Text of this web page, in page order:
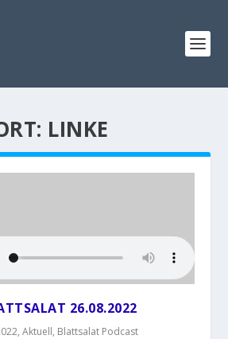
LINKE
26.08.2022
,Aktuell, Blattsalat Podcast